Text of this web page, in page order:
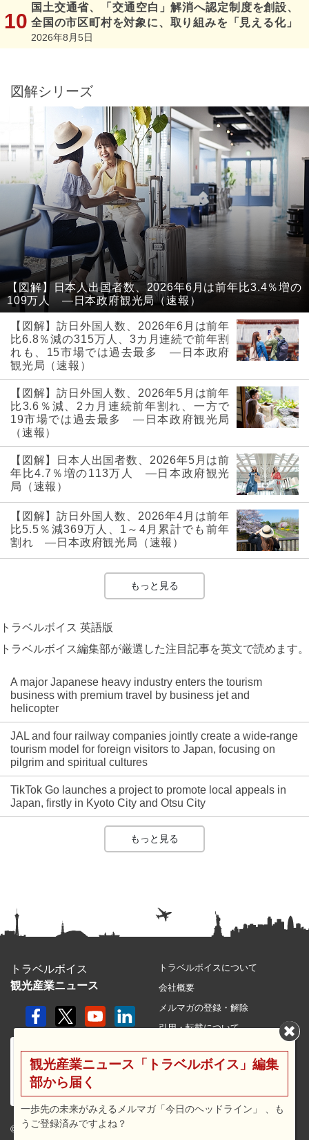
国土交通省、「交通空白」解消へ認定制度を創設、
全国の市区町村を対象に、取り組みを「見える化」
2026年8月5日
図解シリーズ
【図解】日本人出国者数、2026年6月は前年比3.4％増の
109万人 ―日本政府観光局（速報）
【図解】訪日外国人数、2026年6月は前年
比6.8％減の315万人、3カ月連続で前年割
れも、15市場では過去最多 ―日本政府
観光局（速報）
【図解】訪日外国人数、2026年5月は前年
比3.6％減、2カ月連続前年割れ、一方で
19市場では過去最多 ―日本政府観光局
（速報）
【図解】日本人出国者数、2026年5月は前
年比4.7％増の113万人 ―日本政府観光
局（速報）
【図解】訪日外国人数、2026年4月は前年
比5.5％減369万人、1～4月累計でも前年
割れ ―日本政府観光局（速報）
もっと見る
トラベルボイス 英語版
トラベルボイス編集部が厳選した注目記事を英文で読めます。
A major Japanese heavy industry enters the tourism
business with premium travel by business jet and
helicopter
JAL and four railway companies jointly create a wide-range
tourism model for foreign visitors to Japan, focusing on
pilgrim and spiritual cultures
TikTok Go launches a project to promote local appeals in
Japan, firstly in Kyoto City and Otsu City
もっと見る
トラベルボイス
観光産業ニュース
© 2026 travel voice.
トラベルボイスについて
会社概要
メルマガの登録・解除
引用・転載について
利用規約
広告メニュー・料金
観光産業ニュース「トラベルボイス」編集
部から届く
一歩先の未来がみえるメルマガ「今日のヘッドライン」 、も
うご登録済みですよね？